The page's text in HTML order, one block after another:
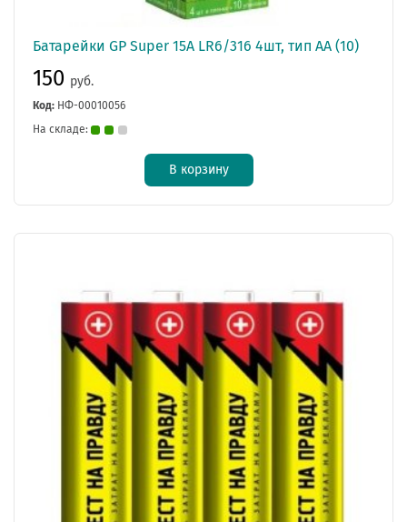
Батарейки GP Super 15A LR6/316 4шт, тип AA (10)
150 руб.
Код: НФ-00010056
На складе:
В корзину